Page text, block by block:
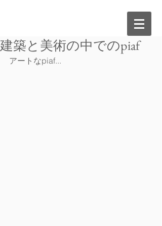
建築と美術の中でのpiaf
アートなpiaf...